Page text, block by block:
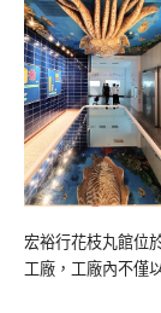
宏裕行花枝丸館位
工廠，工廠內不僅